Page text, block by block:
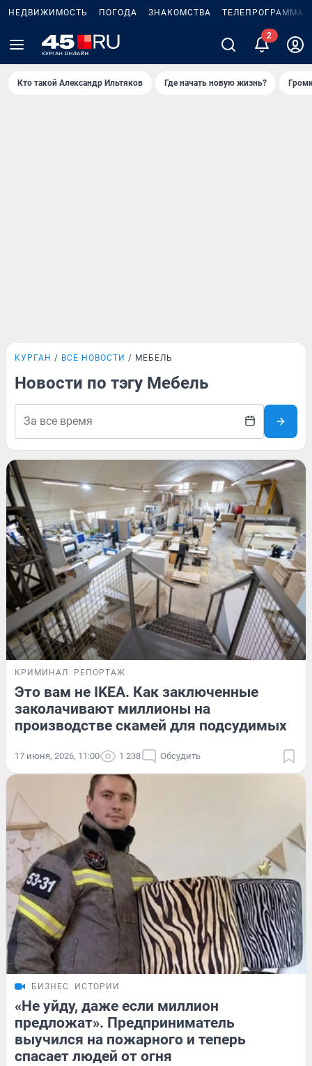
НЕДВИЖИМОСТЬ ПОГОДА ЗНАКОМСТВА ТЕЛЕПРОГРАММА
2
Кто такой Александр Ильтяков Где начать новую жизнь?
КУРГАН ВСЕ НОВОСТИ МЕБЕЛЬ
Новости по тэгу Мебель
КРИМИНАЛ РЕПОРТАЖ
Это вам не IKEA. Как заключенные
заколачивают миллионы на
производстве скамей для подсудимых
17 июня, 2026, 11:00 1 238 Обсудить
БИЗНЕС ИСТОРИИ
«Не уйду, даже если миллион
предложат». Предприниматель
выучился на пожарного и теперь
спасает людей от огня